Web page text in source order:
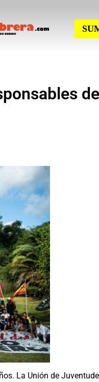
La Unión de